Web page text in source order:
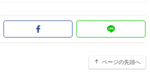
ページの先頭へ